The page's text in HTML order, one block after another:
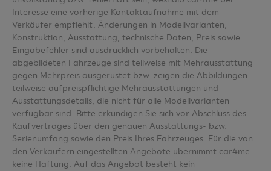
Interesse eine vorherige Kontaktaufnahme mit dem
Verkäufer empfiehlt. Änderungen in Modellvarianten,
Konstruktion, Ausstattung, technische Daten, Preis sowie
Eingabefehler sind ausdrücklich vorbehalten. Die
abgebildeten Fahrzeuge sind teilweise mit Mehrausstattung
gegen Mehrpreis ausgerüstet bzw. zeigen die Abbildungen
teilweise aufpreispflichtige Mehrausstattungen und
Ausstattungsdetails, die nicht für alle Modellvarianten
verfügbar sind. Bitte erkundigen Sie sich vor Abschluss des
Kaufvertrages über den genauen Ausstattungs- bzw.
Serienumfang sowie den Preis Ihres Fahrzeuges. Für die von
den Verkäufern eingestellten Angebote übernimmt car4me
keine Haftung. Auf das Angebot besteht kein